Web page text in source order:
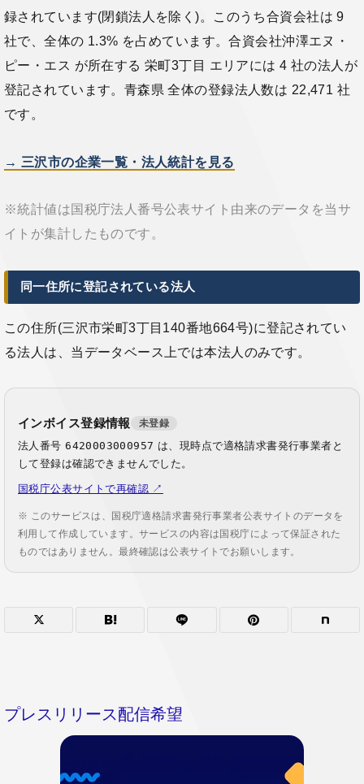
録されています(閉鎖法人を除く)。このうち合資会社は 9
社で、全体の 1.3% を占めています。合資会社沖澤エヌ・
ピー・エス が所在する 栄町3丁目 エリアには 4 社の法人が
登記されています。青森県 全体の登録法人数は 22,471 社
です。
→ 三沢市の企業一覧・法人統計を見る
※統計値は国税庁法人番号公表サイト由来のデータを当サ
イトが集計したものです。
同一住所に登記されている法人
この住所(三沢市栄町3丁目140番地664号)に登記されてい
る法人は、当データベース上では本法人のみです。
インボイス登録情報 未登録
法人番号6420003000957 は、現時点で適格請求書発行事業者と
して登録は確認できませんでした。
国税庁公表サイトで再確認 ↗
※ このサービスは、国税庁適格請求書発行事業者公表サイトのデータを
利用して作成しています。サービスの内容は国税庁によって保証された
ものではありません。最終確認は公表サイトでお願いします。
プレスリリース配信希望